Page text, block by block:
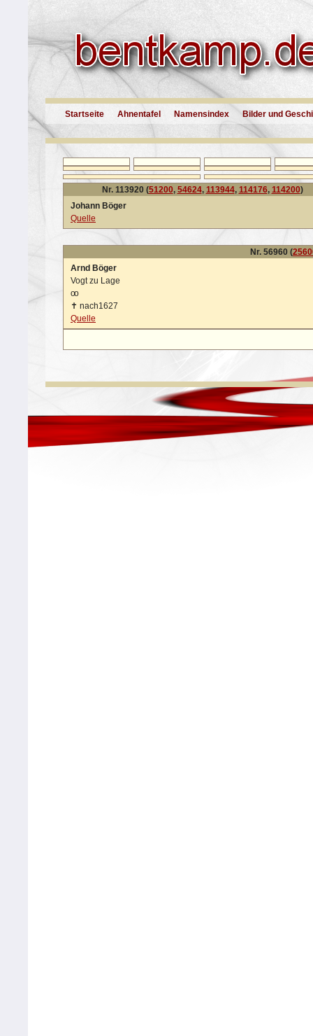
Startseite Ahnentafel Namensindex Bilder und
Nr. 113920 (51200, 54624, 113944, 114176, 114200)
Johann Böger
Quelle
Nr. 56960 (
Arnd Böger
Vogt zu Lage
oo
✝ nach1627
Quelle